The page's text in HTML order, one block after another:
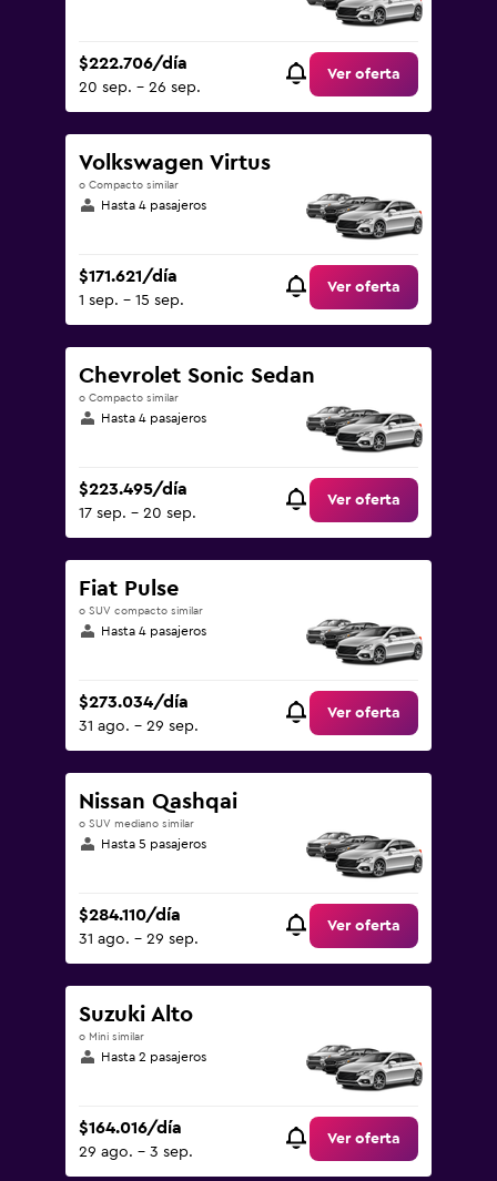
$222.706/día
20 sep. - 26 sep.
Ver oferta
Volkswagen Virtus
o Compacto similar
Hasta 4 pasajeros
$171.621/día
1 sep. - 15 sep.
Ver oferta
Chevrolet Sonic Sedan
o Compacto similar
Hasta 4 pasajeros
$223.495/día
17 sep. - 20 sep.
Ver oferta
Fiat Pulse
o SUV compacto similar
Hasta 4 pasajeros
$273.034/día
31 ago. - 29 sep.
Ver oferta
Nissan Qashqai
o SUV mediano similar
Hasta 5 pasajeros
$284.110/día
31 ago. - 29 sep.
Ver oferta
Suzuki Alto
o Mini similar
Hasta 2 pasajeros
$164.016/día
29 ago. - 3 sep.
Ver oferta